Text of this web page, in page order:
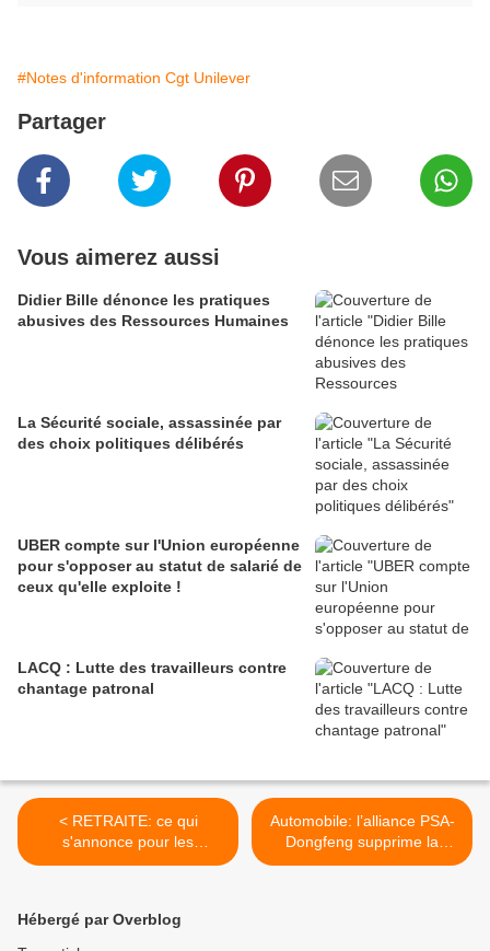
#Notes d'information Cgt Unilever
Partager
Vous aimerez aussi
Didier Bille dénonce les pratiques
abusives des Ressources Humaines
La Sécurité sociale, assassinée par
des choix politiques délibérés
UBER compte sur l'Union européenne
pour s'opposer au statut de salarié de
ceux qu'elle exploite !
LACQ : Lutte des travailleurs contre
chantage patronal
< RETRAITE: ce qui
s'annonce pour les
HOSPITALIERS
Automobile: l’alliance PSA-
Dongfeng supprime la
moitié des effectifs en
Hébergé par Overblog